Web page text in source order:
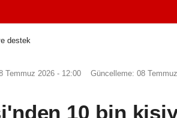
çalışan şüpheli tutuklandı
destek
Temmuz 2026 - 12:00 Güncelleme: 08
10 bin